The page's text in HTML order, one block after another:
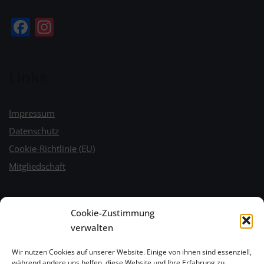
Cookie-Zustimmung
verwalten
Wir nutzen Cookies auf unserer Website. Einige von ihnen sind essenziell,
Facebook
Impressum
Datenschutz
Cookie-Richtlinie (EU)
Mitgliedschaft